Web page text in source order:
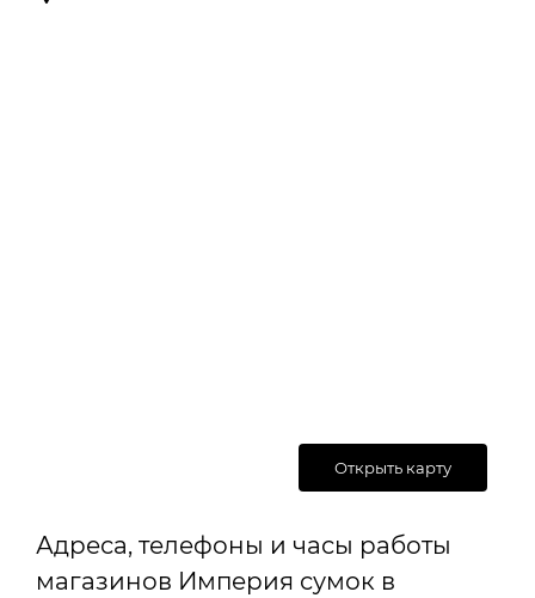
Открыть карту
Адреса, телефоны и часы работы
магазинов Империя сумок в